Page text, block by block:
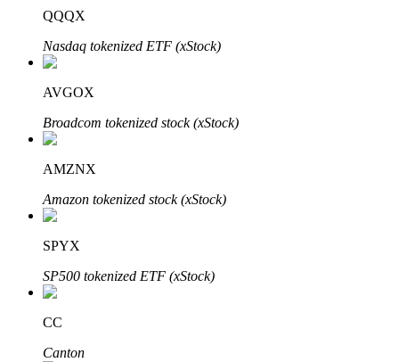
享受活期理財及長期收益
學習理財
了解如何賺取穩定收入
Bitrue AI
QQQX
Nasdaq tokenized ETF (xStock)
AVGOX
Broadcom tokenized stock (xStock)
AMZNX
Amazon tokenized stock (xStock)
SPYX
SP500 tokenized ETF (xStock)
CC
Canton